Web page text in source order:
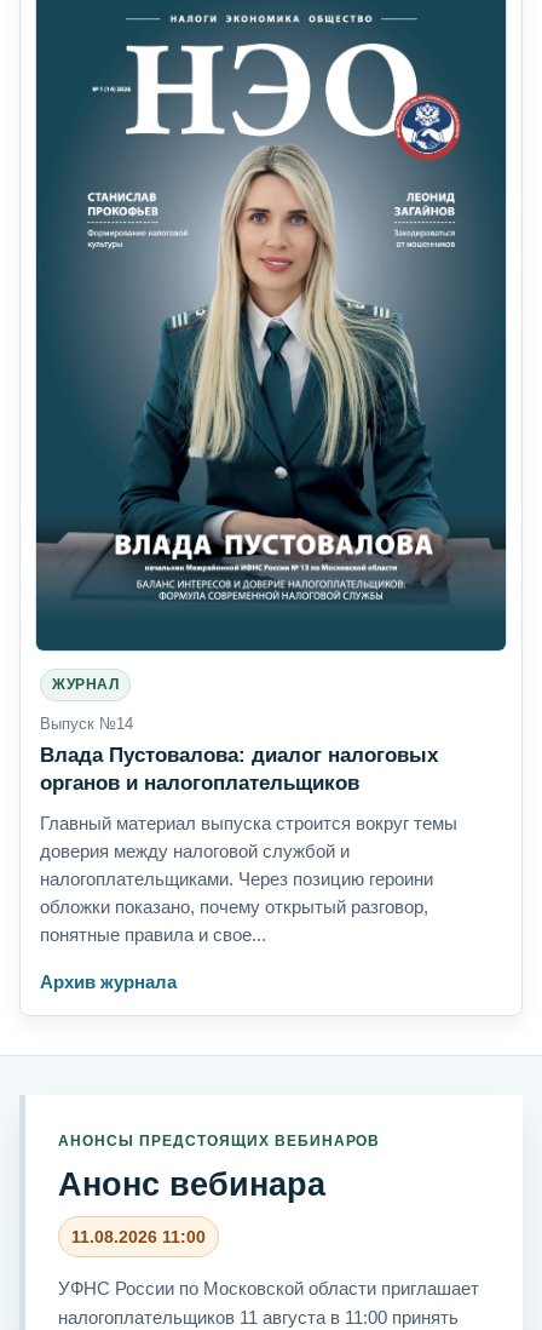
ЖУРНАЛ
Выпуск №14
Влада Пустовалова: диалог налоговых
органов и налогоплательщиков
Главный материал выпуска строится вокруг темы
доверия между налоговой службой и
налогоплательщиками. Через позицию героини
обложки показано, почему открытый разговор,
понятные правила и свое...
Архив журнала
АНОНСЫ ПРЕДСТОЯЩИХ ВЕБИНАРОВ
Анонс вебинара
11.08.2026 11:00
УФНС России по Московской области приглашает
налогоплательщиков 11 августа в 11:00 принять